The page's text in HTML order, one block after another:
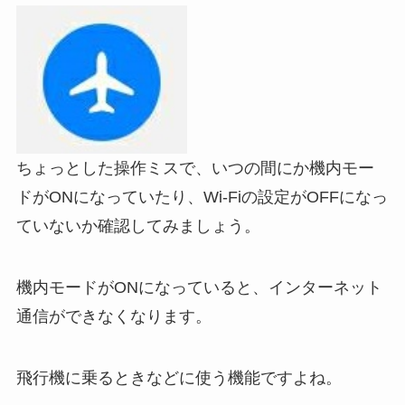
ちょっとした操作ミスで、いつの間にか機内モー
ドがONになっていたり、Wi-Fiの設定がOFFになっ
ていないか確認してみましょう。
機内モードがONになっていると、インターネット
通信ができなくなります。
飛行機に乗るときなどに使う機能ですよね。